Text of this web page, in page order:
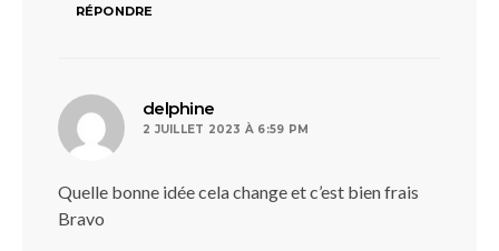
RÉPONDRE
delphine
2 JUILLET 2023 À 6:59 PM
Quelle bonne idée cela change et c’est bien frais
Bravo